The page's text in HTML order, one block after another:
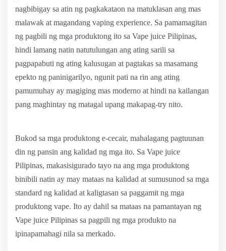
nagbibigay sa atin ng pagkakataon na matuklasan ang mas
malawak at magandang vaping experience. Sa pamamagitan
ng pagbili ng mga produktong ito sa Vape juice Pilipinas,
hindi lamang natin natutulungan ang ating sarili sa
pagpapabuti ng ating kalusugan at pagtakas sa masamang
epekto ng paninigarilyo, ngunit pati na rin ang ating
pamumuhay ay magiging mas moderno at hindi na kailangan
pang maghintay ng matagal upang makapag-try nito.
Bukod sa mga produktong e-cecair, mahalagang pagtuunan
din ng pansin ang kalidad ng mga ito. Sa Vape juice
Pilipinas, makasisigurado tayo na ang mga produktong
binibili natin ay may mataas na kalidad at sumusunod sa mga
standard ng kalidad at kaligtasan sa paggamit ng mga
produktong vape. Ito ay dahil sa mataas na pamantayan ng
Vape juice Pilipinas sa pagpili ng mga produkto na
ipinapamahagi nila sa merkado.